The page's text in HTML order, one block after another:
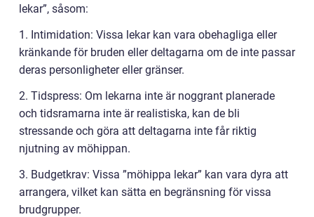
lekar”, såsom:
1. Intimidation: Vissa lekar kan vara obehagliga eller
kränkande för bruden eller deltagarna om de inte passar
deras personligheter eller gränser.
2. Tidspress: Om lekarna inte är noggrant planerade
och tidsramarna inte är realistiska, kan de bli
stressande och göra att deltagarna inte får riktig
njutning av möhippan.
3. Budgetkrav: Vissa ”möhippa lekar” kan vara dyra att
arrangera, vilket kan sätta en begränsning för vissa
brudgrupper.